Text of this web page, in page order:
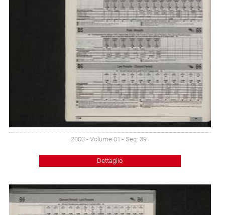
2003 - Volume 01 - Seq: 39
Dettaglio